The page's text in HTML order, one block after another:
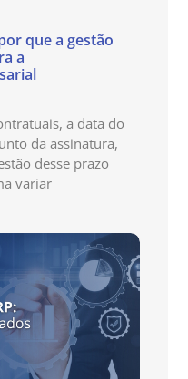
que a gestão
a
a data do
da assinatura,
desse prazo
variar